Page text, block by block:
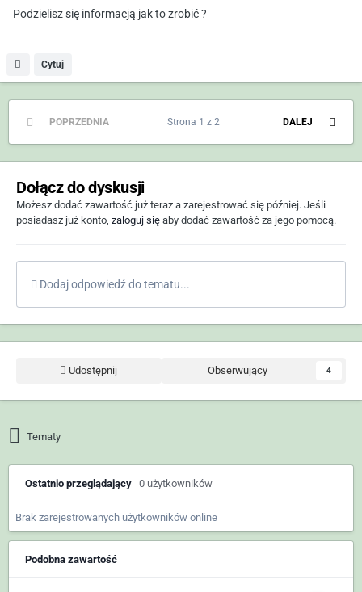
Podzielisz się informacją jak to zrobić ?
Cytuj
POPRZEDNIA DALEJ
Strona 1 z 2
Dołącz do dyskusji
Możesz dodać zawartość już teraz a zarejestrować się później. Jeśli
posiadasz już konto, zaloguj się aby dodać zawartość za jego pomocą.
Dodaj odpowiedź do tematu...
Udostępnij Obserwujący 4
Tematy
Ostatnio przeglądający 0 użytkowników
Brak zarejestrowanych użytkowników online
Podobna zawartość